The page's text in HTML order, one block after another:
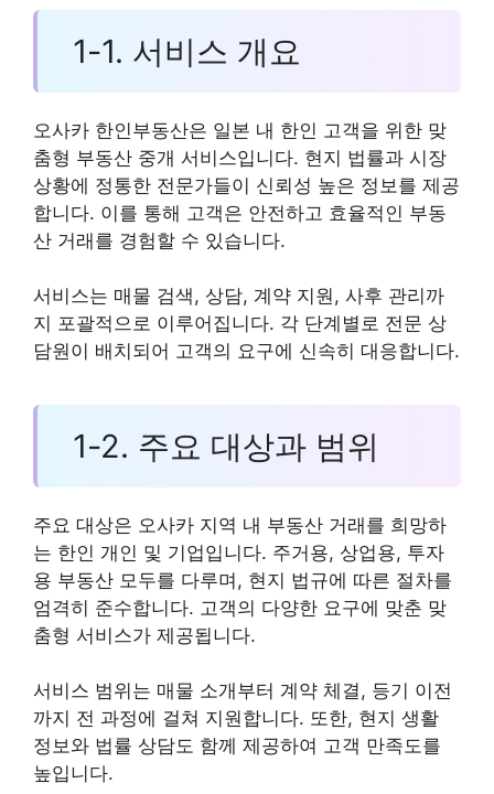
1-1. 서비스 개요
오사카 한인부동산은 일본 내 한인 고객을 위한 맞
춤형 부동산 중개 서비스입니다. 현지 법률과 시장
상황에 정통한 전문가들이 신뢰성 높은 정보를 제공
합니다. 이를 통해 고객은 안전하고 효율적인 부동
산 거래를 경험할 수 있습니다.
서비스는 매물 검색, 상담, 계약 지원, 사후 관리까
지 포괄적으로 이루어집니다. 각 단계별로 전문 상
담원이 배치되어 고객의 요구에 신속히 대응합니다.
1-2. 주요 대상과 범위
주요 대상은 오사카 지역 내 부동산 거래를 희망하
는 한인 개인 및 기업입니다. 주거용, 상업용, 투자
용 부동산 모두를 다루며, 현지 법규에 따른 절차를
엄격히 준수합니다. 고객의 다양한 요구에 맞춘 맞
춤형 서비스가 제공됩니다.
서비스 범위는 매물 소개부터 계약 체결, 등기 이전
까지 전 과정에 걸쳐 지원합니다. 또한, 현지 생활
정보와 법률 상담도 함께 제공하여 고객 만족도를
높입니다.